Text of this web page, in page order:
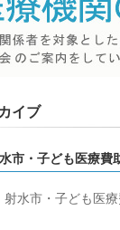
イブ
市・子ども医療費
射水市・子ども医